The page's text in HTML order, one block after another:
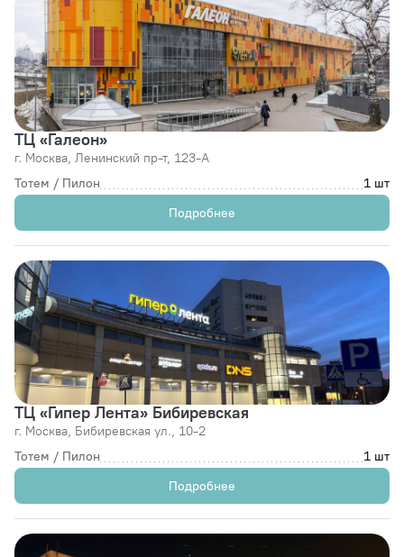
ТЦ «Галеон»
г. Москва, Ленинский пр-т, 123-А
Тотем / Пилон
1 шт
Подробнее
ТЦ «Гипер Лента» Бибиревская
г. Москва, Бибиревская ул., 10-2
Тотем / Пилон
1 шт
Подробнее